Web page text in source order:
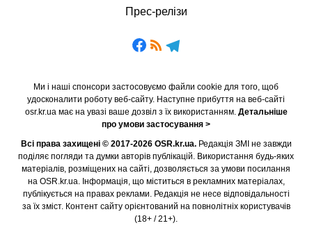
Прес-релізи
Ми і наші спонсори застосовуємо файли cookie для того, щоб
удосконалити роботу веб-сайту. Наступне прибуття на веб-сайті
osr.kr.ua має на увазі ваше дозвіл з їх використанням. Детальніше
про умови застосування >
Всі права захищені © 2017-2026 OSR.kr.ua.Редакція ЗМІ не завжди
поділяє погляди та думки авторів публікацій. Використання будь-яких
матеріалів, розміщених на сайті, дозволяється за умови посилання
на OSR.kr.ua. Інформація, що міститься в рекламних матеріалах,
публікується на правах реклами. Редакція не несе відповідальності
за їх зміст. Контент сайту орієнтований на повнолітніх користувачів
(18+ / 21+).